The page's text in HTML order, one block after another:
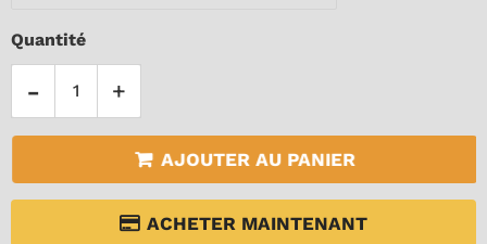
Quantité
+
-
AJOUTER AU PANIER
ACHETER MAINTENANT